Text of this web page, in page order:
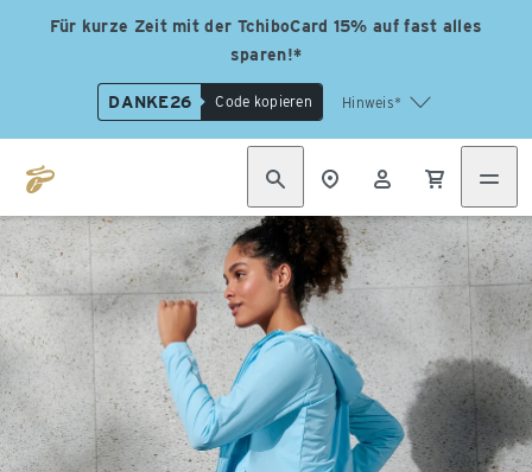
Für kurze Zeit mit der TchiboCard 15% auf fast alles
sparen!*
DANKE26 Code kopieren Hinweis*